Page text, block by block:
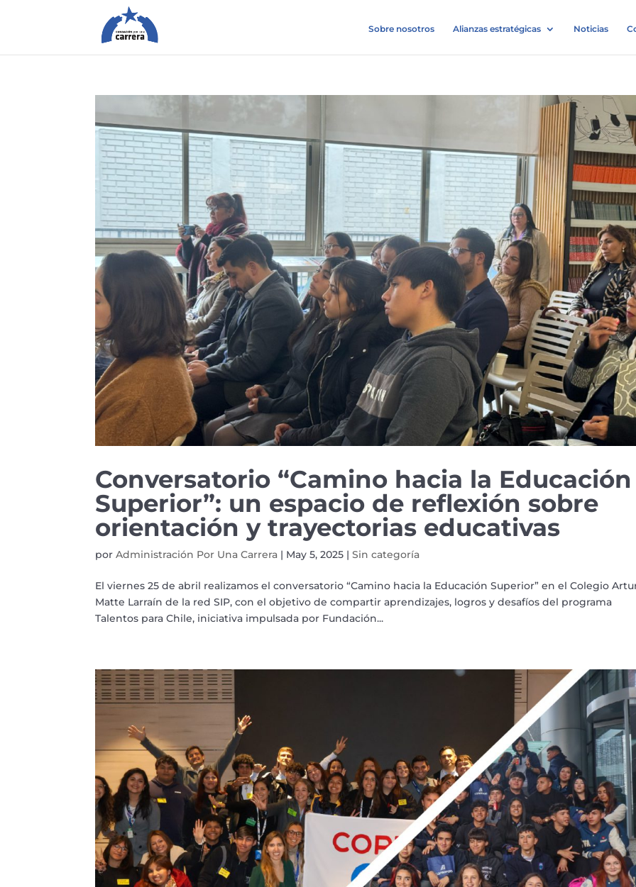
Sobre nosotros Alianzas estratégicas Noticias
Conversatorio “Camino hacia la Educación
Superior”: un espacio de reflexión sobre
orientación y trayectorias educativas
porAdministración Por Una Carrera | May 5, 2025 |Sin categoría
El viernes 25 de abril realizamos el conversatorio “Camino hacia la Educación Superior” en el Colegio
Matte Larraín de la red SIP, con el objetivo de compartir aprendizajes, logros y desafíos del programa
Talentos para Chile, iniciativa impulsada por Fundación...